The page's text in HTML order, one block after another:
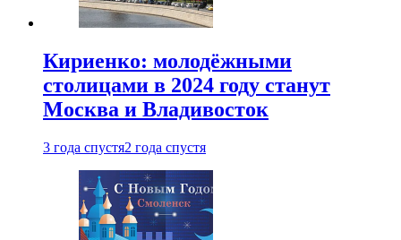
Кириенко: молодёжными
столицами в 2024 году станут
Москва и Владивосток
3 года спустя2 года спустя